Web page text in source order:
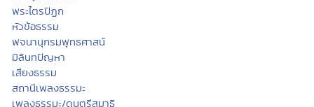
พระไตรปิฏก
หัวข้อธรรม
พจนานุกรมพุทธศาสน์
มิลินทปัญหา
เสียงธรรม
สถานีเพลงธรรมะ
เพลงธรรมะ/ดนตรีสมาธิ